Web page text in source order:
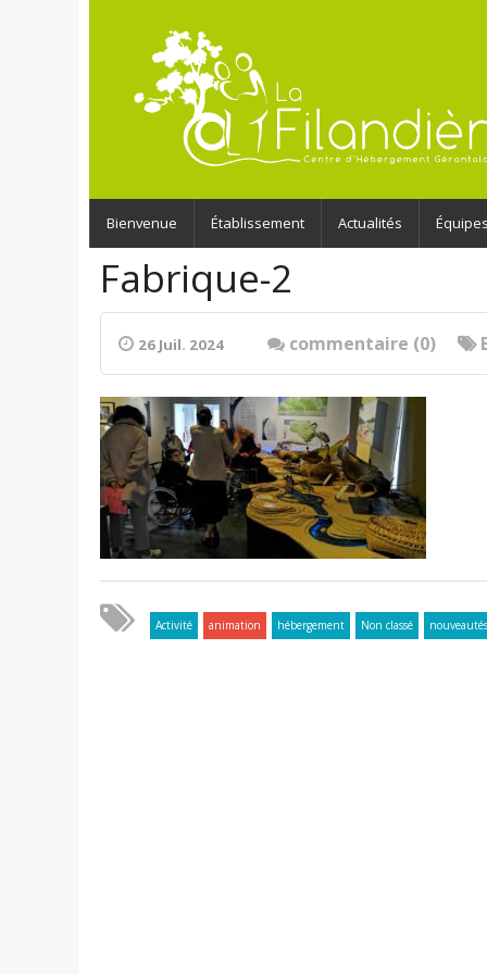
Bienvenue Établissement Actualités Équipes
Fabrique-2
26 Juil. 2024 commentaire (0)
Activité animation hébergement Non classé nouveautés